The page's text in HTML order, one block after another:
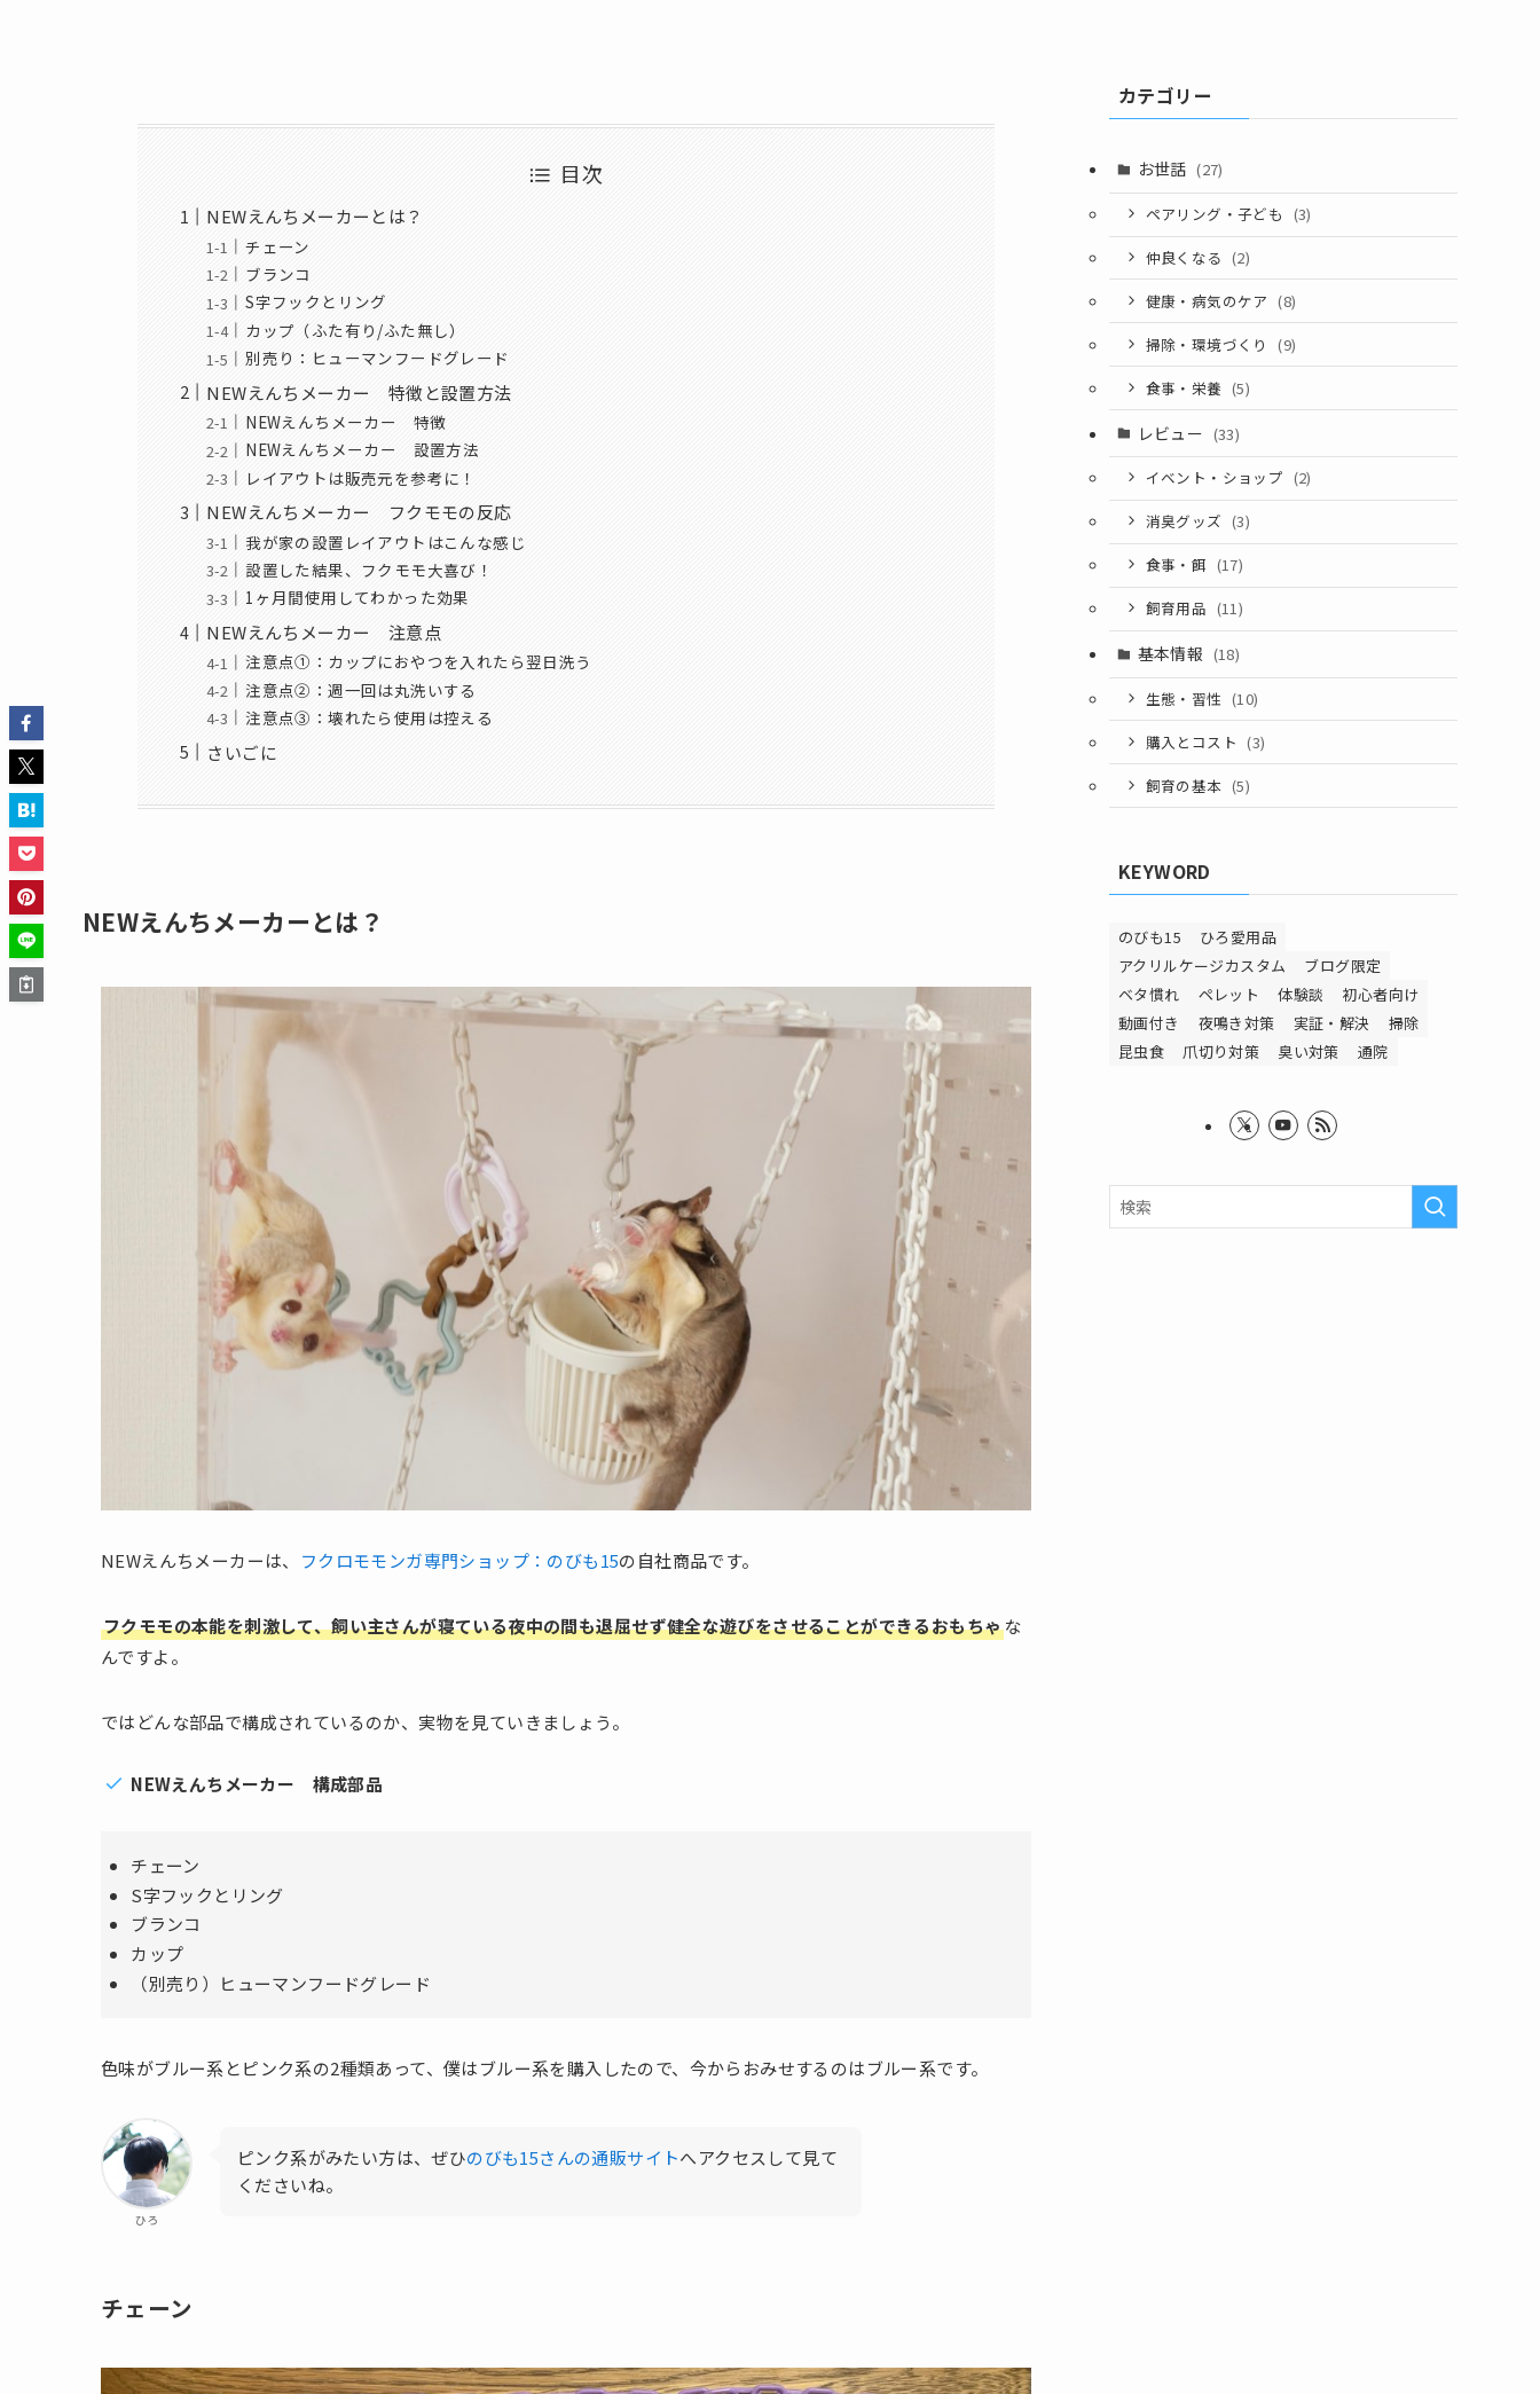
目次
NEWえんちメーカーとは？
チェーン
ブランコ
S字フックとリング
カップ（ふた有り/ふた無し）
別売り：ヒューマンフードグレード
NEWえんちメーカー 特徴と設置方法
NEWえんちメーカー 特徴
NEWえんちメーカー 設置方法
レイアウトは販売元を参考に！
NEWえんちメーカー フクモモの反応
我が家の設置レイアウトはこんな感じ
設置した結果、フクモモ大喜び！
1ヶ月間使用してわかった効果
NEWえんちメーカー 注意点
注意点①：カップにおやつを入れたら翌日洗う
注意点②：週一回は丸洗いする
注意点③：壊れたら使用は控える
さいごに
NEWえんちメーカーとは？
NEWえんちメーカーは、 フクロモモンガ専門ショップ：のびも15の自社商品です。
フクモモの本能を刺激して、飼い主さんが寝ている夜中の間も退屈せず健全な遊びをさせることができるおもちゃな
んですよ。
ではどんな部品で構成されているのか、実物を見ていきましょう。
NEWえんちメーカー 構成部品
チェーン
S字フックとリング
ブランコ
カップ
（別売り）ヒューマンフードグレード
色味がブルー系とピンク系の2種類あって、僕はブルー系を購入したので、今からおみせするのはブルー系です。
ひろ
ピンク系がみたい方は、ぜひのびも15さんの通販サイトへアクセスして見て
くださいね。
チェーン
カテゴリー
お世話 (27)
ペアリング・子ども (3)
仲良くなる (2)
健康・病気のケア (8)
掃除・環境づくり
(9)
食事・栄養 (5)
レビュー (33)
イベント・ショップ (2)
消臭グッズ (3)
食事・餌 (17)
飼育用品 (11)
基本情報 (18)
生態・習性 (10)
購入とコスト (3)
飼育の基本 (5)
KEYWORD
のびも15
ひろ愛用品
アクリルケージカスタム
ブログ限定
ベタ慣れ
ペレット 体験談
初心者向け
動画付き
夜鳴き対策 実証・解決
掃除
昆虫食
爪切り対策 臭い対策 通院